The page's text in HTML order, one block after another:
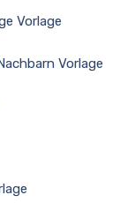
Vorlage
Vorlage